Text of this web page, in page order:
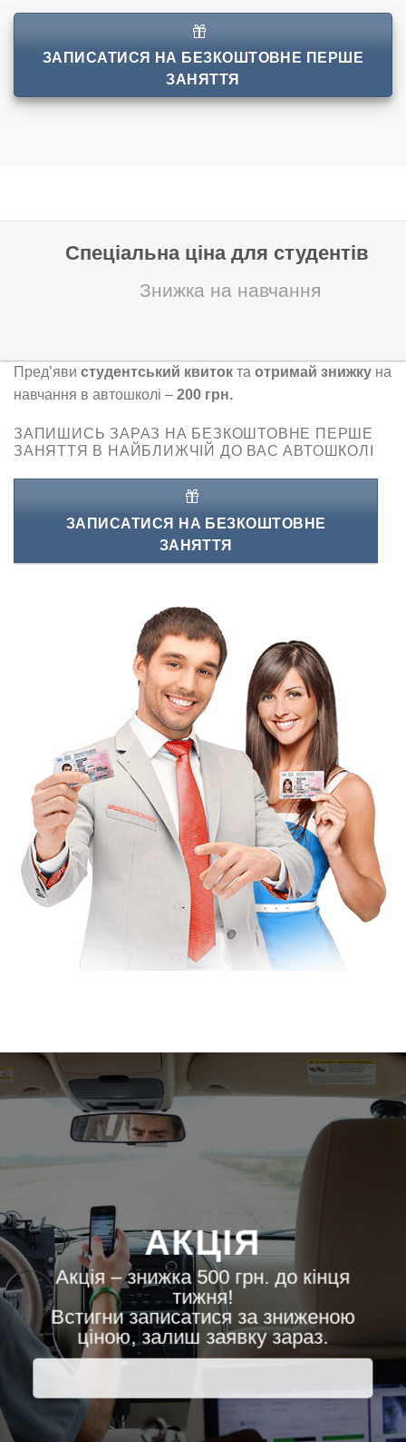
ЗАПИСАТИСЯ НА БЕЗКОШТОВНЕ ПЕРШЕ
ЗАНЯТТЯ
Спеціальна ціна для студентів
Знижка на навчання
Пред’яви студентський квиток та отримай знижку на
навчання в автошколі – 200 грн.
ЗАПИШИСЬ ЗАРАЗ НА БЕЗКОШТОВНЕ ПЕРШЕ
ЗАНЯТТЯ В НАЙБЛИЖЧІЙ ДО ВАС АВТОШКОЛІ
ЗАПИСАТИСЯ НА БЕЗКОШТОВНЕ
ЗАНЯТТЯ
АКЦІЯ
Акція – знижка 500 грн. до кінця
тижня!
Встигни записатися за зниженою
ціною, залиш заявку зараз.